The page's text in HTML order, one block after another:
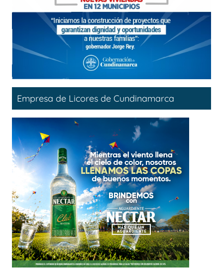
Empresa de Licores de Cundinamarca